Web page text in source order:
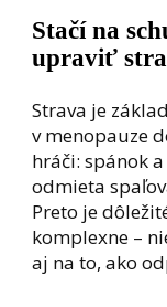
Stačí na
upraviť
Strava je
v menopauze
hráči: spánok
odmieta
Preto je
komplexne –
aj na to, ako